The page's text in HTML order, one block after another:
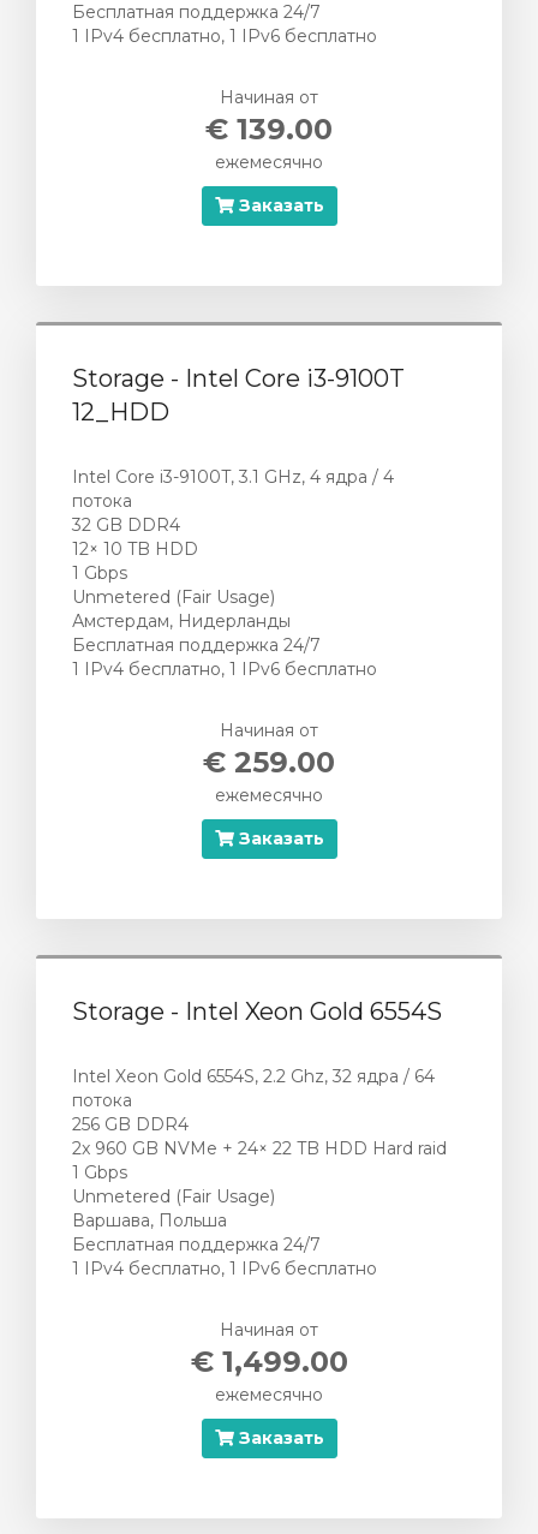
Бесплатная поддержка 24/7
1 IPv4 бесплатно, 1 IPv6 бесплатно
Начиная от
€ 139.00
ежемесячно
Заказать
Storage - Intel Core i3-9100T
12_HDD
Intel Core i3-9100T, 3.1 GHz, 4 ядра / 4
потока
32 GB DDR4
12× 10 TB HDD
1 Gbps
Unmetered (Fair Usage)
Амстердам, Нидерланды
Бесплатная поддержка 24/7
1 IPv4 бесплатно, 1 IPv6 бесплатно
Начиная от
€ 259.00
ежемесячно
Заказать
Storage - Intel Xeon Gold 6554S
Intel Xeon Gold 6554S, 2.2 Ghz, 32 ядра / 64
потока
256 GB DDR4
2x 960 GB NVMe + 24× 22 TB HDD Hard raid
1 Gbps
Unmetered (Fair Usage)
Варшава, Польша
Бесплатная поддержка 24/7
1 IPv4 бесплатно, 1 IPv6 бесплатно
Начиная от
€ 1,499.00
ежемесячно
Заказать